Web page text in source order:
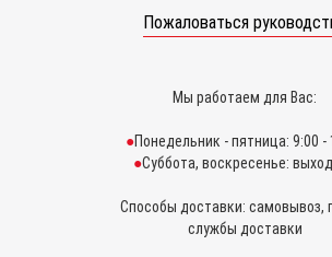
Пожаловаться
Мы работаем для Вас:
Понедельник - пятница: 9:00 -
Суббота, воскресенье:
Способы доставки: самовывоз,
службы доставки